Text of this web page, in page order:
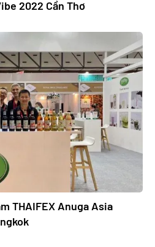
2022 Cần Thơ
THAIFEX Anuga Asia